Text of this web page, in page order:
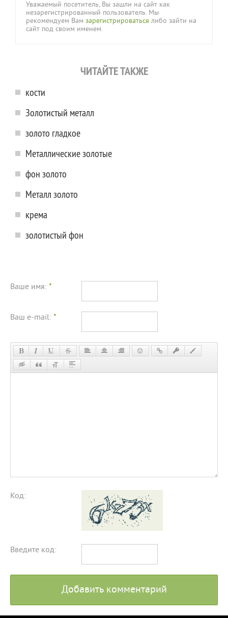
Уважаемый посетитель, Вы зашли на сайт как
незарегистрированный пользователь. Мы
рекомендуем Вам зарегистрироваться либо зайти на
сайт под своим именем.
ЧИТАЙТЕ ТАКЖЕ
кости
Золотистый металл
золото гладкое
Металлические золотые
фон золото
Металл золото
крема
золотистый фон
Ваше имя: *
Ваш e-mail: *
Код:
Введите код:
Добавить комментарий